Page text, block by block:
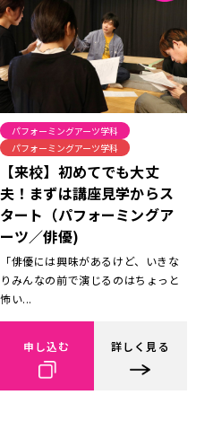
パフォーミングアーツ学科
パフォーミングアーツ学科
【来校】初めてでも大丈
夫！まずは講座見学からス
タート（パフォーミングア
ーツ／俳優)
「俳優には興味があるけど、いきな
りみんなの前で演じるのはちょっと
怖い...
申し込む 詳しく見る